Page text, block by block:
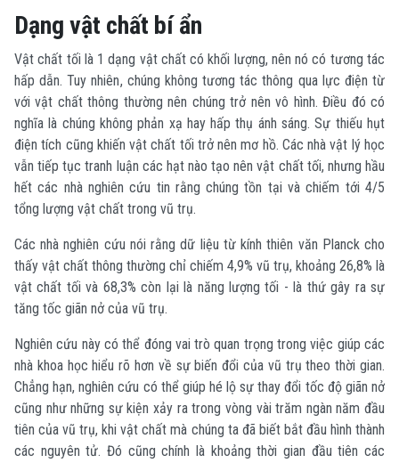
Dạng vật chất bí ẩn
Vật chất tối là 1 dạng vật chất có khối lượng, nên nó có tương tác
hấp dẫn. Tuy nhiên, chúng không tương tác thông qua lực điện từ
với vật chất thông thường nên chúng trở nên vô hình. Điều đó có
nghĩa là chúng không phản xạ hay hấp thụ ánh sáng. Sự thiếu hụt
điện tích cũng khiến vật chất tối trở nên mơ hồ. Các nhà vật lý học
vẫn tiếp tục tranh luận các hạt nào tạo nên vật chất tối, nhưng hầu
hết các nhà nghiên cứu tin rằng chúng tồn tại và chiếm tới 4/5
tổng lượng vật chất trong vũ trụ.
Các nhà nghiên cứu nói rằng dữ liệu từ kính thiên văn Planck cho
thấy vật chất thông thường chỉ chiếm 4,9% vũ trụ, khoảng 26,8% là
vật chất tối và 68,3% còn lại là năng lượng tối - là thứ gây ra sự
tăng tốc giãn nở của vũ trụ.
Nghiên cứu này có thể đóng vai trò quan trọng trong việc giúp các
nhà khoa học hiểu rõ hơn về sự biến đổi của vũ trụ theo thời gian.
Chẳng hạn, nghiên cứu có thể giúp hé lộ sự thay đổi tốc độ giãn nở
cũng như những sự kiện xảy ra trong vòng vài trăm ngàn năm đầu
tiên của vũ trụ, khi vật chất mà chúng ta đã biết bắt đầu hình thành
các nguyên tử. Đó cũng chính là khoảng thời gian đầu tiên các